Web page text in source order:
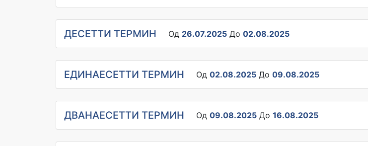
ДЕСЕТТИ ТЕРМИН Од 26.07.2025 До 02.08.2025
ЕДИНАЕСЕТТИ ТЕРМИН Од 02.08.2025 До 09.08.2025
ДВАНАЕСЕТТИ ТЕРМИН Од 09.08.2025 До 16.08.2025